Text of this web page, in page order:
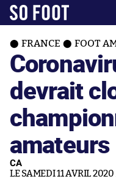
FRANCE FOOT
devrait
amateurs
CA
LE SAMEDI 11 AVRIL 2020